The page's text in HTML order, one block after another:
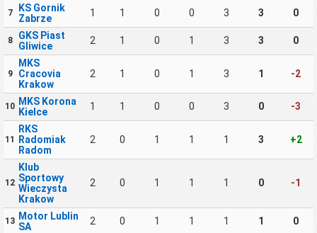
7
KS Gornik
Zabrze
1 1 0 0 3 3 0
8
GKS Piast
Gliwice
2 1 0 1 3 3 0
9
MKS
Cracovia
Krakow
2 1 0 1 3 1 -2
10 MKS Korona
Kielce
1 1 0 0 3 0 -3
11
RKS
Radomiak
Radom
2 0 1 1 1 3 +2
12
Klub
Sportowy
Wieczysta
Krakow
2 0 1 1 1 0 -1
13 Motor Lublin
SA
2 0 1 1 1 1 0